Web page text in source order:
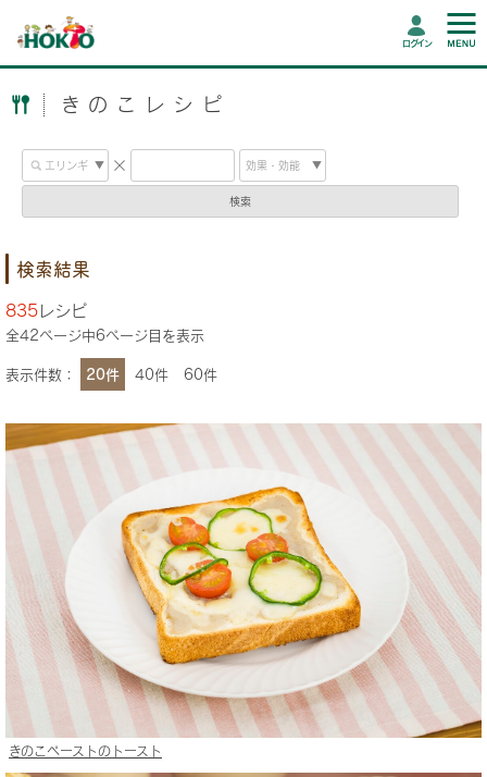
ログイン
きのこレシピ
検索
検索結果
835レシピ
全42ページ中6ページ目を表示
表示件数： 20件 40件 60件
きのこペーストのトースト